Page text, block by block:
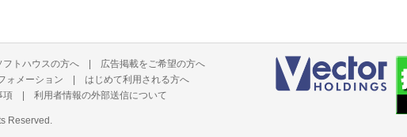
フトハウスの方へ | 広告掲載をご希望の方へ
ォメーション | はじめて利用される方へ
項 | 利用者情報の外部送信について
Reserved.